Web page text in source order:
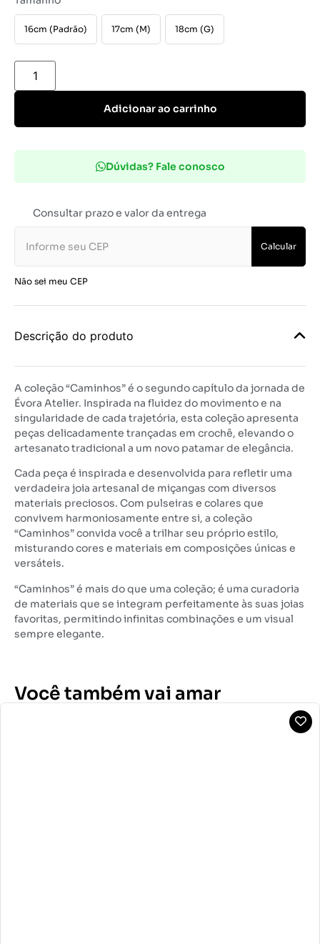
16cm (Padrão) 17cm (M) 18cm (G)
Adicionar ao carrinho
Dúvidas? Fale conosco
Consultar prazo e valor da entrega
Calcular
Não sei meu CEP
Descrição do produto
A coleção “Caminhos” é o segundo capítulo da jornada de
Évora Atelier. Inspirada na fluidez do movimento e na
singularidade de cada trajetória, esta coleção apresenta
peças delicadamente trançadas em crochê, elevando o
artesanato tradicional a um novo patamar de elegância.
Cada peça é inspirada e desenvolvida para refletir uma
verdadeira joia artesanal de miçangas com diversos
materiais preciosos. Com pulseiras e colares que
convivem harmoniosamente entre si, a coleção
“Caminhos” convida você a trilhar seu próprio estilo,
misturando cores e materiais em composições únicas e
versáteis.
“Caminhos” é mais do que uma coleção; é uma curadoria
de materiais que se integram perfeitamente às suas joias
favoritas, permitindo infinitas combinações e um visual
sempre elegante.
Você também vai amar